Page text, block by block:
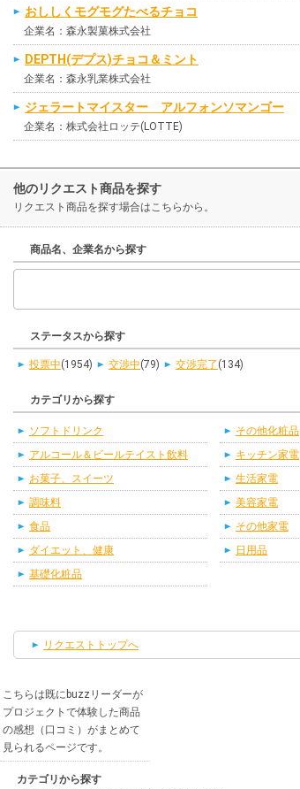
おししくモグモグたべるチョコ
企業名：森永製菓株式会社
DEPTH(デプス)チョコ＆ミント
企業名：森永乳業株式会社
ジェラートマイスター アルフォンソマンゴー
企業名：株式会社ロッテ(LOTTE)
他のリクエスト商品を探す
リクエスト商品を探す場合はこちらから。
商品名、企業名から探す
ステータスから探す
投票中(1954) 交渉中(79) 交渉完了 (134)
カテゴリから探す
ソフトドリンク
アルコール＆ビールテイスト飲料
お菓子、スイーツ
調味料
食品
ダイエット、健康
基礎化粧品
その他化粧品
キッチン家電
生活家電
美容家電
その他家電
日用品
リクエストトップへ
こちらは既にbuzzリーダーが
プロジェクトで体験した商品
の感想（口コミ）がまとめて
見られるページです。
カテゴリから探す